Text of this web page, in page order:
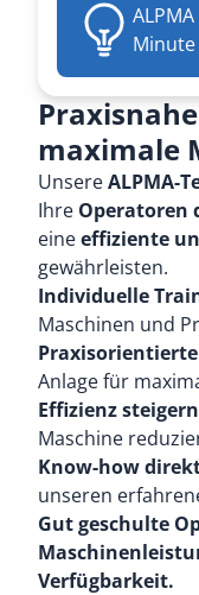
maximale
UnsereALPMA-
Ihre Operatoren
eineeffiziente
gewährleisten.
Individuelle
Maschinen und
Anlage für
Effizienz steigern
Maschine
Know-how
unseren
Gut geschulte
Verfügbarkeit.